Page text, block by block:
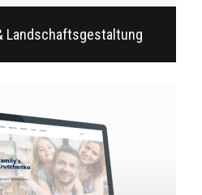
Landschaftsgestaltung